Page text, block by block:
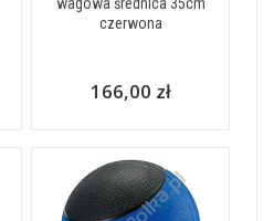
czerwona
166,00 zł